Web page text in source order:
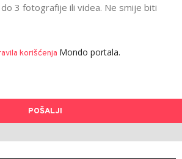
3 fotografije ili videa. Ne smije biti
korišćenja Mondo portala.
POŠALJI